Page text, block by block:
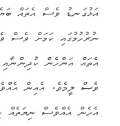
އަޅުގަނޑު ވެސް އެތައް
ނުރުހުމުގައި ކަމަށް ވެސް
އެތައް އަންހެން
ވެސް ލީމެވެ. އެއިން
އެހެން އެއްވެސް ނިޔަތެއް